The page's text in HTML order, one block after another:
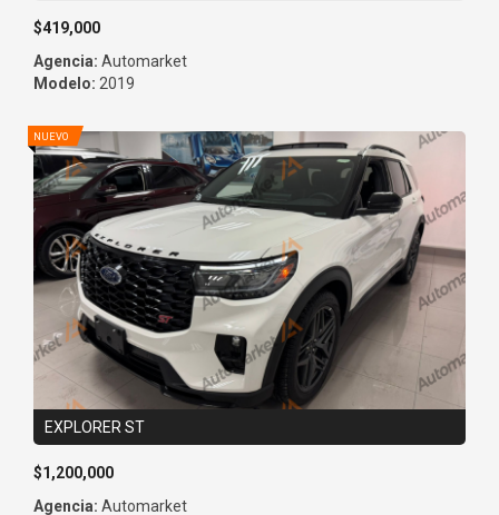
$419,000
Agencia: Automarket
Modelo: 2019
EXPLORER ST
$1,200,000
Agencia: Automarket